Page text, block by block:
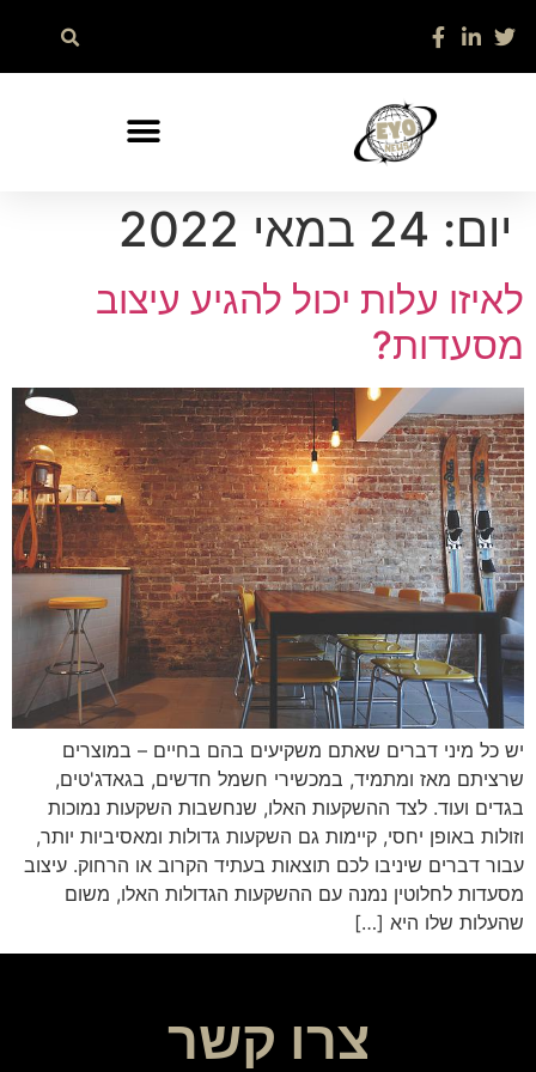
יום: 24 במאי 2022
לאיזו עלות יכול להגיע עיצוב
מסעדות?
יש כל מיני דברים שאתם משקיעים בהם בחיים – במוצרים
שרציתם מאז ומתמיד, במכשירי חשמל חדשים, בגאדג'טים,
בגדים ועוד. לצד ההשקעות האלו, שנחשבות השקעות נמוכות
וזולות באופן יחסי, קיימות גם השקעות גדולות ומאסיביות יותר,
עבור דברים שיניבו לכם תוצאות בעתיד הקרוב או הרחוק. עיצוב
מסעדות לחלוטין נמנה עם ההשקעות הגדולות האלו, משום
שהעלות שלו היא […]
צרו קשר